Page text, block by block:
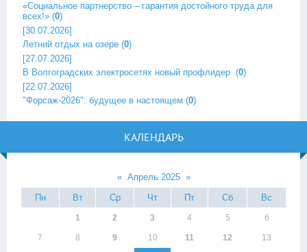
«Социальное партнерство – гарантия достойного труда для
всех!» (0)
[30.07.2026]
Летний отдых на озере (0)
[27.07.2026]
В Волгоградских электросетях новый профлидер ‎ (0)
[22.07.2026]
"Форсаж-2026": будущее в настоящем (0)
КАЛЕНДАРЬ
« Апрель 2025 »
Пн
Вт Ср Чт Пт Сб Вс
1 2 3 4 5 6
7 8 9 10 11 12 13